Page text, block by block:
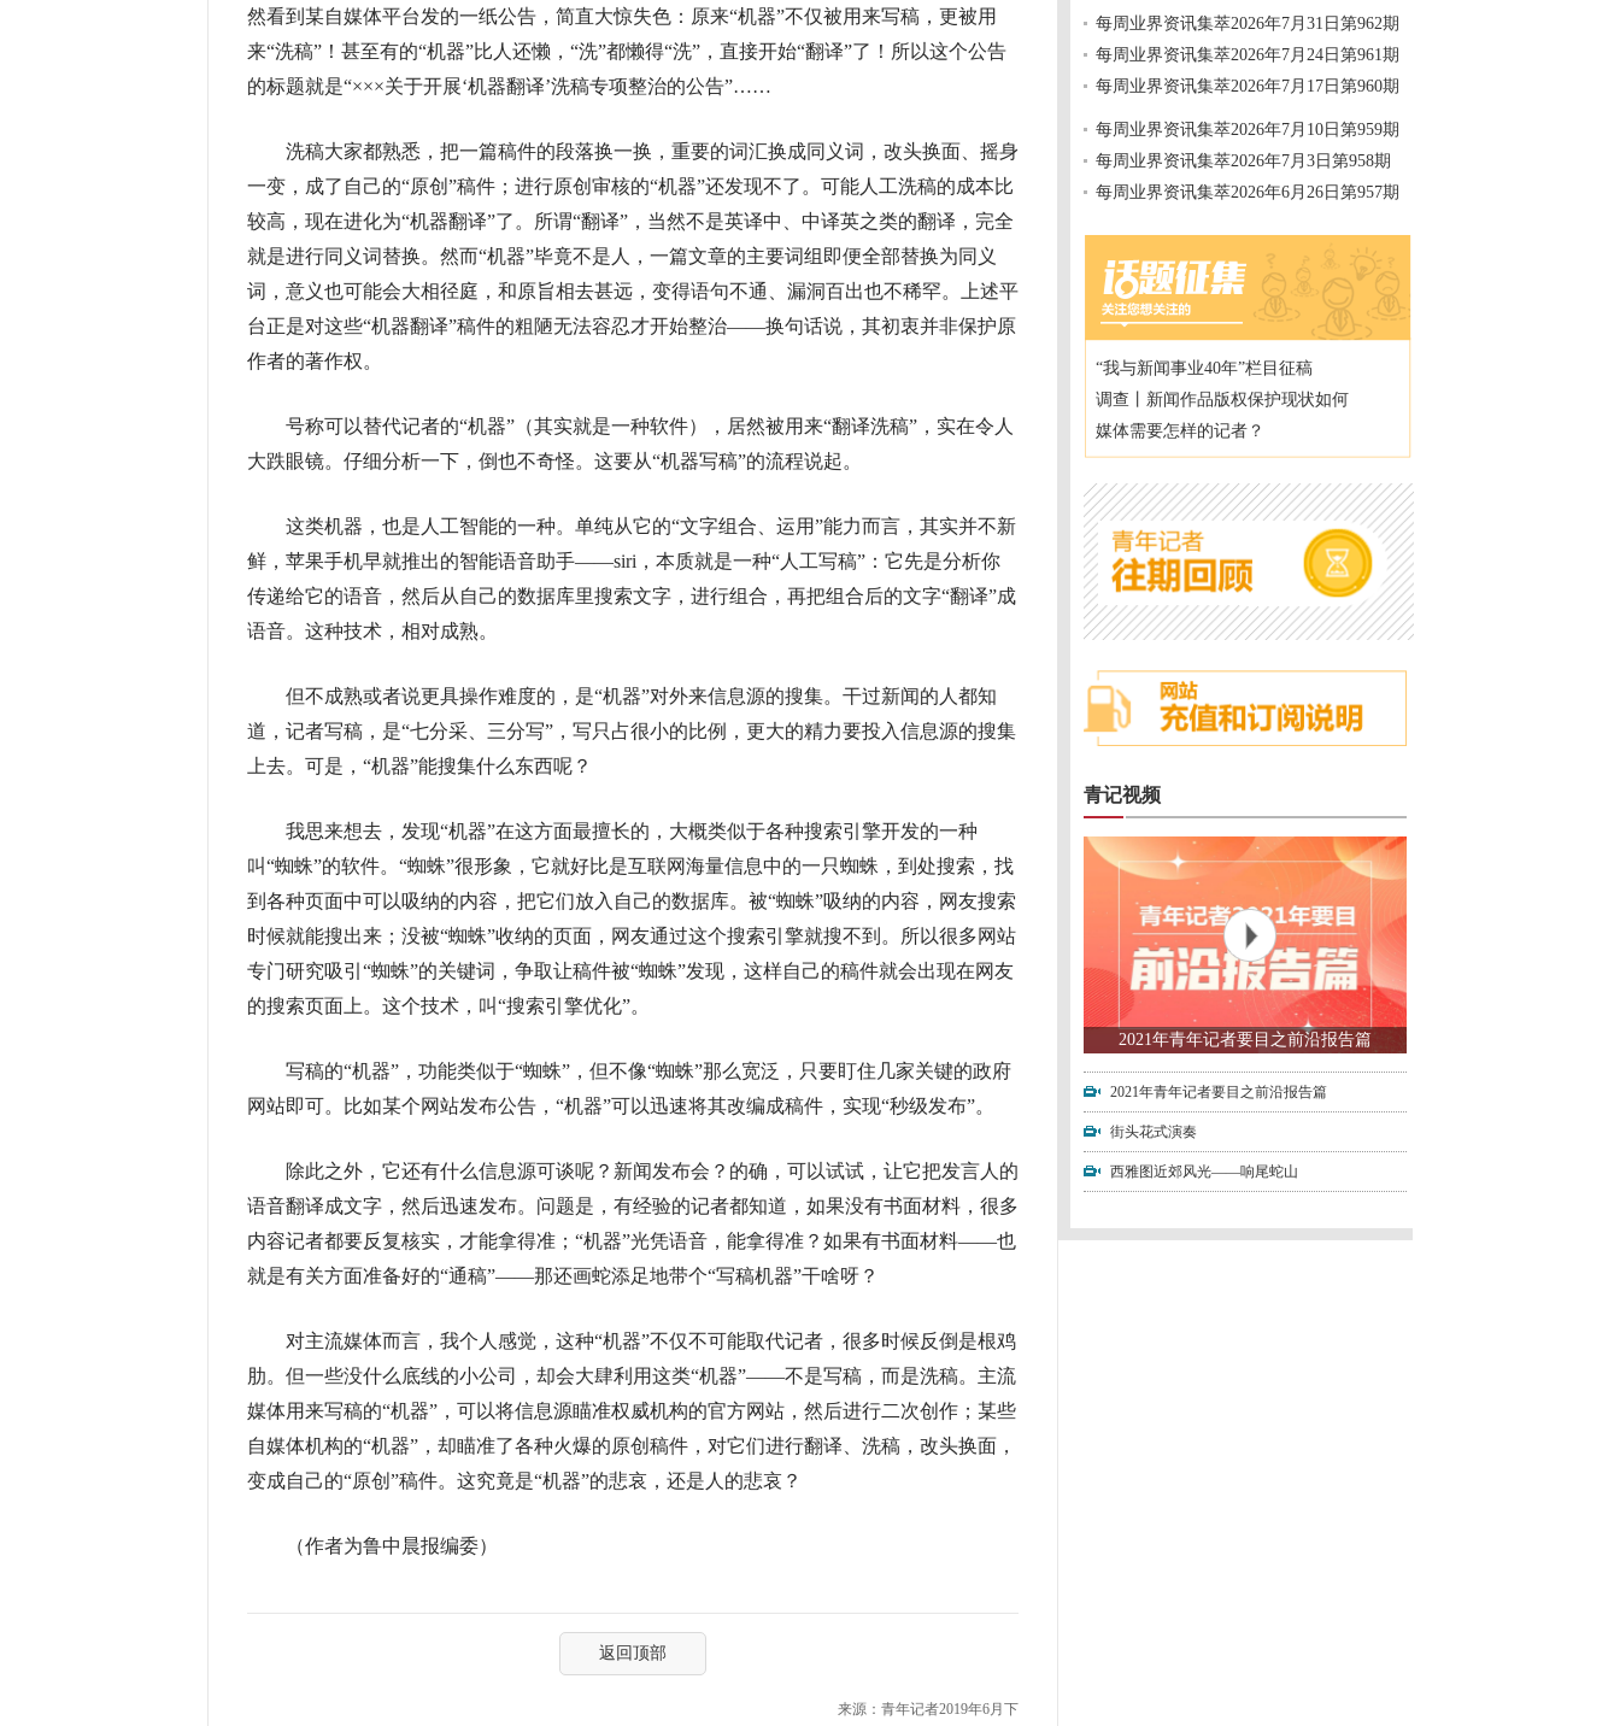
然看到某自媒体平台发的一纸公告，简直大惊失色：原来“机器”不仅被用来写稿，更被用
来“洗稿”！甚至有的“机器”比人还懒，“洗”都懒得“洗”，直接开始“翻译”了！所以这个公告
的标题就是“×××关于开展‘机器翻译’洗稿专项整治的公告”……
洗稿大家都熟悉，把一篇稿件的段落换一换，重要的词汇换成同义词，改头换面、摇身
一变，成了自己的“原创”稿件；进行原创审核的“机器”还发现不了。可能人工洗稿的成本比
较高，现在进化为“机器翻译”了。所谓“翻译”，当然不是英译中、中译英之类的翻译，完全
就是进行同义词替换。然而“机器”毕竟不是人，一篇文章的主要词组即便全部替换为同义
词，意义也可能会大相径庭，和原旨相去甚远，变得语句不通、漏洞百出也不稀罕。上述平
台正是对这些“机器翻译”稿件的粗陋无法容忍才开始整治——换句话说，其初衷并非保护原
作者的著作权。
号称可以替代记者的“机器”（其实就是一种软件），居然被用来“翻译洗稿”，实在令人
大跌眼镜。仔细分析一下，倒也不奇怪。这要从“机器写稿”的流程说起。
这类机器，也是人工智能的一种。单纯从它的“文字组合、运用”能力而言，其实并不新
鲜，苹果手机早就推出的智能语音助手——siri，本质就是一种“人工写稿”：它先是分析你
传递给它的语音，然后从自己的数据库里搜索文字，进行组合，再把组合后的文字“翻译”成
语音。这种技术，相对成熟。
但不成熟或者说更具操作难度的，是“机器”对外来信息源的搜集。干过新闻的人都知
道，记者写稿，是“七分采、三分写”，写只占很小的比例，更大的精力要投入信息源的搜集
上去。可是，“机器”能搜集什么东西呢？
我思来想去，发现“机器”在这方面最擅长的，大概类似于各种搜索引擎开发的一种
叫“蜘蛛”的软件。“蜘蛛”很形象，它就好比是互联网海量信息中的一只蜘蛛，到处搜索，找
到各种页面中可以吸纳的内容，把它们放入自己的数据库。被“蜘蛛”吸纳的内容，网友搜索
时候就能搜出来；没被“蜘蛛”收纳的页面，网友通过这个搜索引擎就搜不到。所以很多网站
专门研究吸引“蜘蛛”的关键词，争取让稿件被“蜘蛛”发现，这样自己的稿件就会出现在网友
的搜索页面上。这个技术，叫“搜索引擎优化”。
写稿的“机器”，功能类似于“蜘蛛”，但不像“蜘蛛”那么宽泛，只要盯住几家关键的政府
网站即可。比如某个网站发布公告，“机器”可以迅速将其改编成稿件，实现“秒级发布”。
除此之外，它还有什么信息源可谈呢？新闻发布会？的确，可以试试，让它把发言人的
语音翻译成文字，然后迅速发布。问题是，有经验的记者都知道，如果没有书面材料，很多
内容记者都要反复核实，才能拿得准；“机器”光凭语音，能拿得准？如果有书面材料——也
就是有关方面准备好的“通稿”——那还画蛇添足地带个“写稿机器”干啥呀？
对主流媒体而言，我个人感觉，这种“机器”不仅不可能取代记者，很多时候反倒是根鸡
肋。但一些没什么底线的小公司，却会大肆利用这类“机器”——不是写稿，而是洗稿。主流
媒体用来写稿的“机器”，可以将信息源瞄准权威机构的官方网站，然后进行二次创作；某些
自媒体机构的“机器”，却瞄准了各种火爆的原创稿件，对它们进行翻译、洗稿，改头换面，
变成自己的“原创”稿件。这究竟是“机器”的悲哀，还是人的悲哀？
（作者为鲁中晨报编委）
返回顶部
来源：青年记者2019年6月下
每周业界资讯集萃2026年7月31日第962期
每周业界资讯集萃2026年7月24日第961期
每周业界资讯集萃2026年7月17日第960期
每周业界资讯集萃2026年7月10日第959期
每周业界资讯集萃2026年7月3日第958期
每周业界资讯集萃2026年6月26日第957期
“我与新闻事业40年”栏目征稿
调查丨新闻作品版权保护现状如何
媒体需要怎样的记者？
青记视频
2021年青年记者要目之前沿报告篇
2021年青年记者要目之前沿报告篇
街头花式演奏
西雅图近郊风光——响尾蛇山